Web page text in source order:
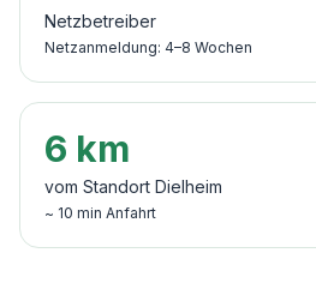
Netzbetreiber
Netzanmeldung: 4–8 Wochen
6 km
vom Standort Dielheim
~ 10 min Anfahrt